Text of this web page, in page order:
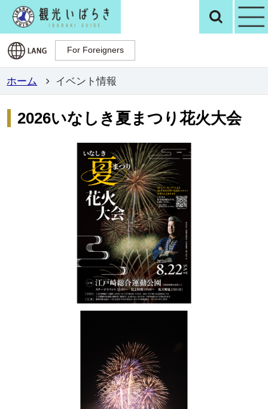
観光いばらき検
For Foreigners
For Foreigners
ホーム イベント情報
2026いなしき夏まつり花火大会